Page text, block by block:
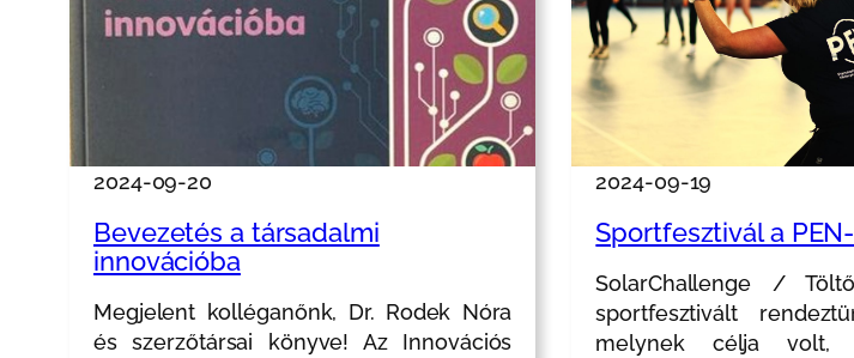
2024-09-20
Bevezetés a társadalmi
innovációba
Megjelent kolléganőnk, Dr. Rodek Nóra
és szerzőtársai könyve! Az Innovációs
2024-09-19
Sportfesztivál a
SolarChallenge /
sportfesztivált
melynek célja